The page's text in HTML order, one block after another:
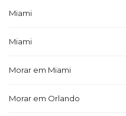
Miami
Miami
Morar em Miami
Morar em Orlando